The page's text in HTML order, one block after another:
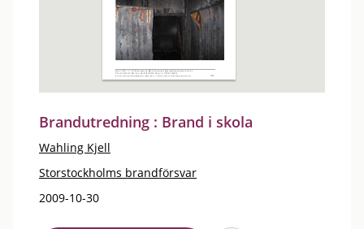
Brandutredning : Brand i skola
Wahling Kjell
Storstockholms brandförsvar
2009-10-30